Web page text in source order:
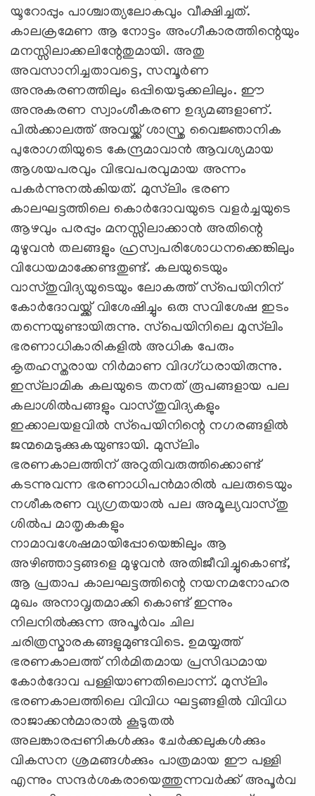
യൂറോപ്പും പാശ്ചാത്യലോകവും വീക്ഷിച്ചത്.
കാലക്രമേണ ആ നോട്ടം അംഗീകാരത്തിന്റെയും
മനസ്സിലാക്കലിന്റേതുമായി. അതു
അവസാനിച്ചതാവട്ടെ, സമ്പൂര്‍ണ
അനുകരണത്തിലും ഒപ്പിയെടുക്കലിലും. ഈ
അനുകരണ സ്വാംശീകരണ ഉദ്യമങ്ങളാണ്.
പില്‍ക്കാലത്ത് അവയ്ക്ക് ശാസ്ത്ര വൈജ്ഞാനിക
പുരോഗതിയുടെ കേന്ദ്രമാവാന്‍ ആവശ്യമായ
ആശയപരവും വിഭവപരവുമായ അന്നം
പകര്‍ന്നുനല്‍കിയത്. മുസ്‌ലിം ഭരണ
കാലഘട്ടത്തിലെ കൊര്‍ദോവയുടെ വളര്‍ച്ചയുടെ
ആഴവും പരപ്പും മനസ്സിലാക്കാന്‍ അതിന്റെ
മുഴുവന്‍ തലങ്ങളും ഹ്രസ്വപരിശോധനക്കെങ്കിലും
വിധേയമാക്കേണ്ടതുണ്ട്. കലയുടെയും
വാസ്തുവിദ്യയുടെയും ലോകത്ത് സ്‌പെയിനിന്
കോര്‍ദോവയ്ക്ക് വിശേഷിച്ചും ഒരു സവിശേഷ ഇടം
തന്നെയുണ്ടായിരുന്നു. സ്‌പെയിനിലെ മുസ്‌ലിം
ഭരണാധികാരികളില്‍ അധിക പേരും
കൃതഹസ്തരായ നിര്‍മാണ വിദഗ്ധരായിരുന്നു.
ഇസ്‌ലാമിക കലയുടെ തനത് രൂപങ്ങളായ പല
കലാശില്‍പങ്ങളും വാസ്തുവിദ്യകളും
ഇക്കാലയളവില്‍ സ്‌പെയിനിന്റെ നഗരങ്ങളില്‍
ജന്മമെടുക്കുകയുണ്ടായി. മുസ്‌ലിം
ഭരണകാലത്തിന് അറുതിവരുത്തിക്കൊണ്ട്
കടന്നുവന്ന ഭരണാധിപന്‍മാരില്‍ പലരുടെയും
നശീകരണ വ്യഗ്രതയാല്‍ പല അമൂല്യവാസ്തു
ശില്‍പ മാതൃകകളും
നാമാവശേഷമായിപ്പോയെങ്കിലും ആ
അഴിഞ്ഞാട്ടങ്ങളെ മുഴുവന്‍ അതിജീവിച്ചുകൊണ്ട്,
ആ പ്രതാപ കാലഘട്ടത്തിന്റെ നയനമനോഹര
മുഖം അനാവൃതമാക്കി കൊണ്ട് ഇന്നും
നിലനില്‍ക്കുന്ന അപൂര്‍വം ചില
ചരിത്രസ്മാരകങ്ങളുമുണ്ടവിടെ. ഉമയ്യത്ത്
ഭരണകാലത്ത് നിര്‍മിതമായ പ്രസിദ്ധമായ
കോര്‍ദോവ പള്ളിയാണതിലൊന്ന്. മുസ്‌ലിം
ഭരണകാലത്തിലെ വിവിധ ഘട്ടങ്ങളില്‍ വിവിധ
രാജാക്കന്‍മാരാല്‍ കൂടുതല്‍
അലങ്കാരപ്പണികള്‍ക്കും ചേര്‍ക്കലുകള്‍ക്കും
വികസന ശ്രമങ്ങള്‍ക്കും പാത്രമായ ഈ പള്ളി
എന്നും സന്ദര്‍ശകരായെത്തുന്നവര്‍ക്ക് അപൂര്‍വ